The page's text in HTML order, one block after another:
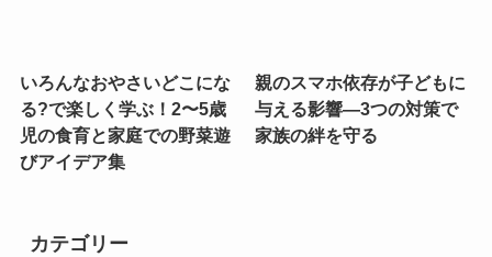
いろんなおやさいどこにな
る?で楽しく学ぶ！2〜5歳
児の食育と家庭での野菜遊
びアイデア集
親のスマホ依存が子どもに
与える影響—3つの対策で
家族の絆を守る
カテゴリー